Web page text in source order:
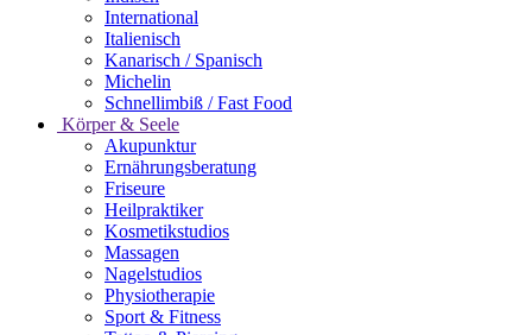
International
Italienisch
Kanarisch / Spanisch
Michelin
Schnellimbiß / Fast Food
Körper & Seele
Akupunktur
Ernährungsberatung
Friseure
Heilpraktiker
Kosmetikstudios
Massagen
Nagelstudios
Physiotherapie
Sport & Fitness